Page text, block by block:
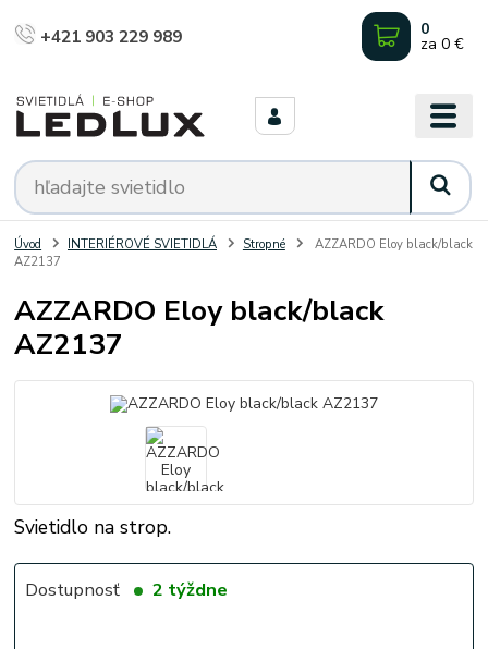
+421 903 229 989 0
za 0 €
Úvod INTERIÉROVÉ SVIETIDLÁ Stropné
AZZARDO Eloy black/black
AZ2137
AZZARDO Eloy black/black
AZ2137
Svietidlo na strop.
Dostupnosť 2 týždne